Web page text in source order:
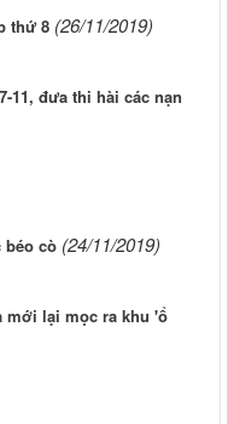
thứ 8 (26/11/2019)
11, đưa thi hài các nạn
béo cò (24/11/2019)
mới lại mọc ra khu 'ổ